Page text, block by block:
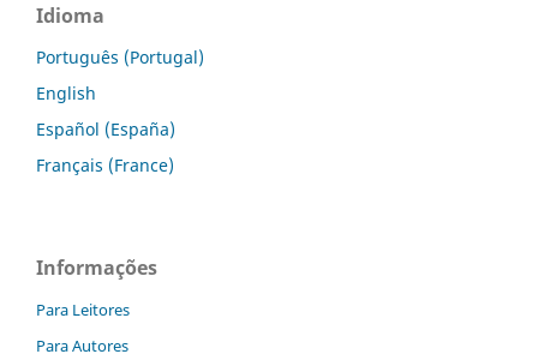
Idioma
Português (Portugal)
English
Español (España)
Français (France)
Informações
Para Leitores
Para Autores